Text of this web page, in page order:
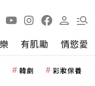
有肌勵 情慾愛
韓劇 彩妝保養